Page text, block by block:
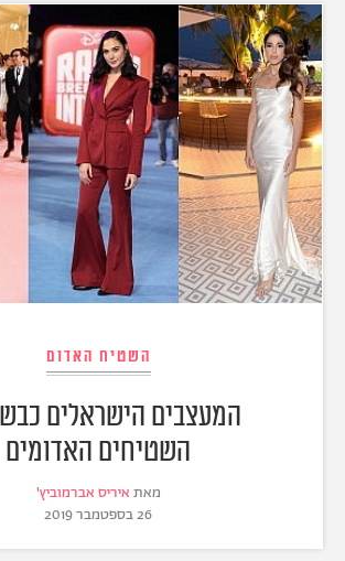
השטיח האדום
המעצבים הישראלים
השטיחים האדומים
מאת איריס אברמוביץ'
26 בספטמבר 2019